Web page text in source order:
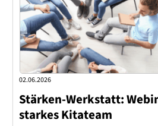
02.06.2026
Stärken-Werkstatt:
starkes Kitateam